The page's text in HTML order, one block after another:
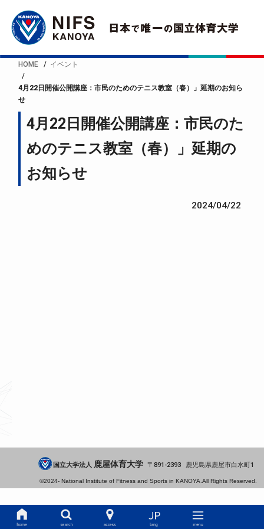
HOME イベント
4月22日開催公開講座：市民のためのテニス教室（春）」延期のお知ら
せ
4月22日開催公開講座：市民のた
めのテニス教室（春）」延期の
お知らせ
2024/04/22
国立大学法人 鹿屋体育大学 891-2393 鹿児島県鹿屋市白水町1
©2024- National Institute of Fitness and Sports in KANOYA.All Rights Reserved.